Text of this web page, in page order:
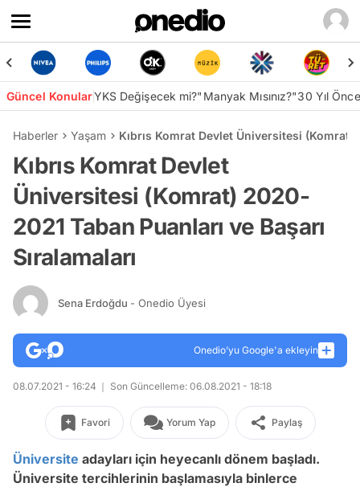
Güncel KonularYKS Değişecek mi?"Manyak Mısınız?"30 Yıl
Haberler Yaşam Kıbrıs Komrat Devlet Üniversitesi (Komrat)
Kıbrıs Komrat Devlet
Üniversitesi (Komrat) 2020-
2021 Taban Puanları ve Başarı
Sıralamaları
Sena Erdoğdu - Onedio Üyesi
Onedio’yu Google'a ekleyin
08.07.2021 - 16:24 Son Güncelleme: 06.08.2021 - 18:18
Favori Yorum Yap Paylaş
Üniversite adayları için heyecanlı dönem başladı.
Üniversite tercihlerinin başlamasıyla binlerce